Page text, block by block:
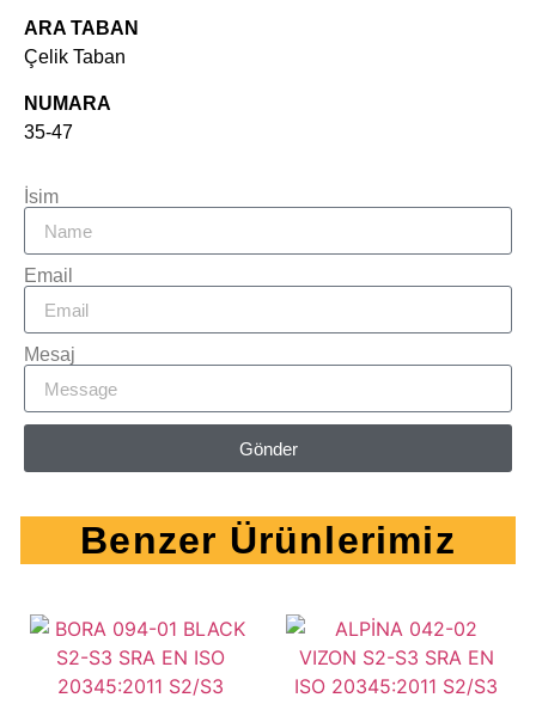
ARA TABAN
Çelik Taban
NUMARA
35-47
İsim
Email
Mesaj
Gönder
Benzer Ürünlerimiz